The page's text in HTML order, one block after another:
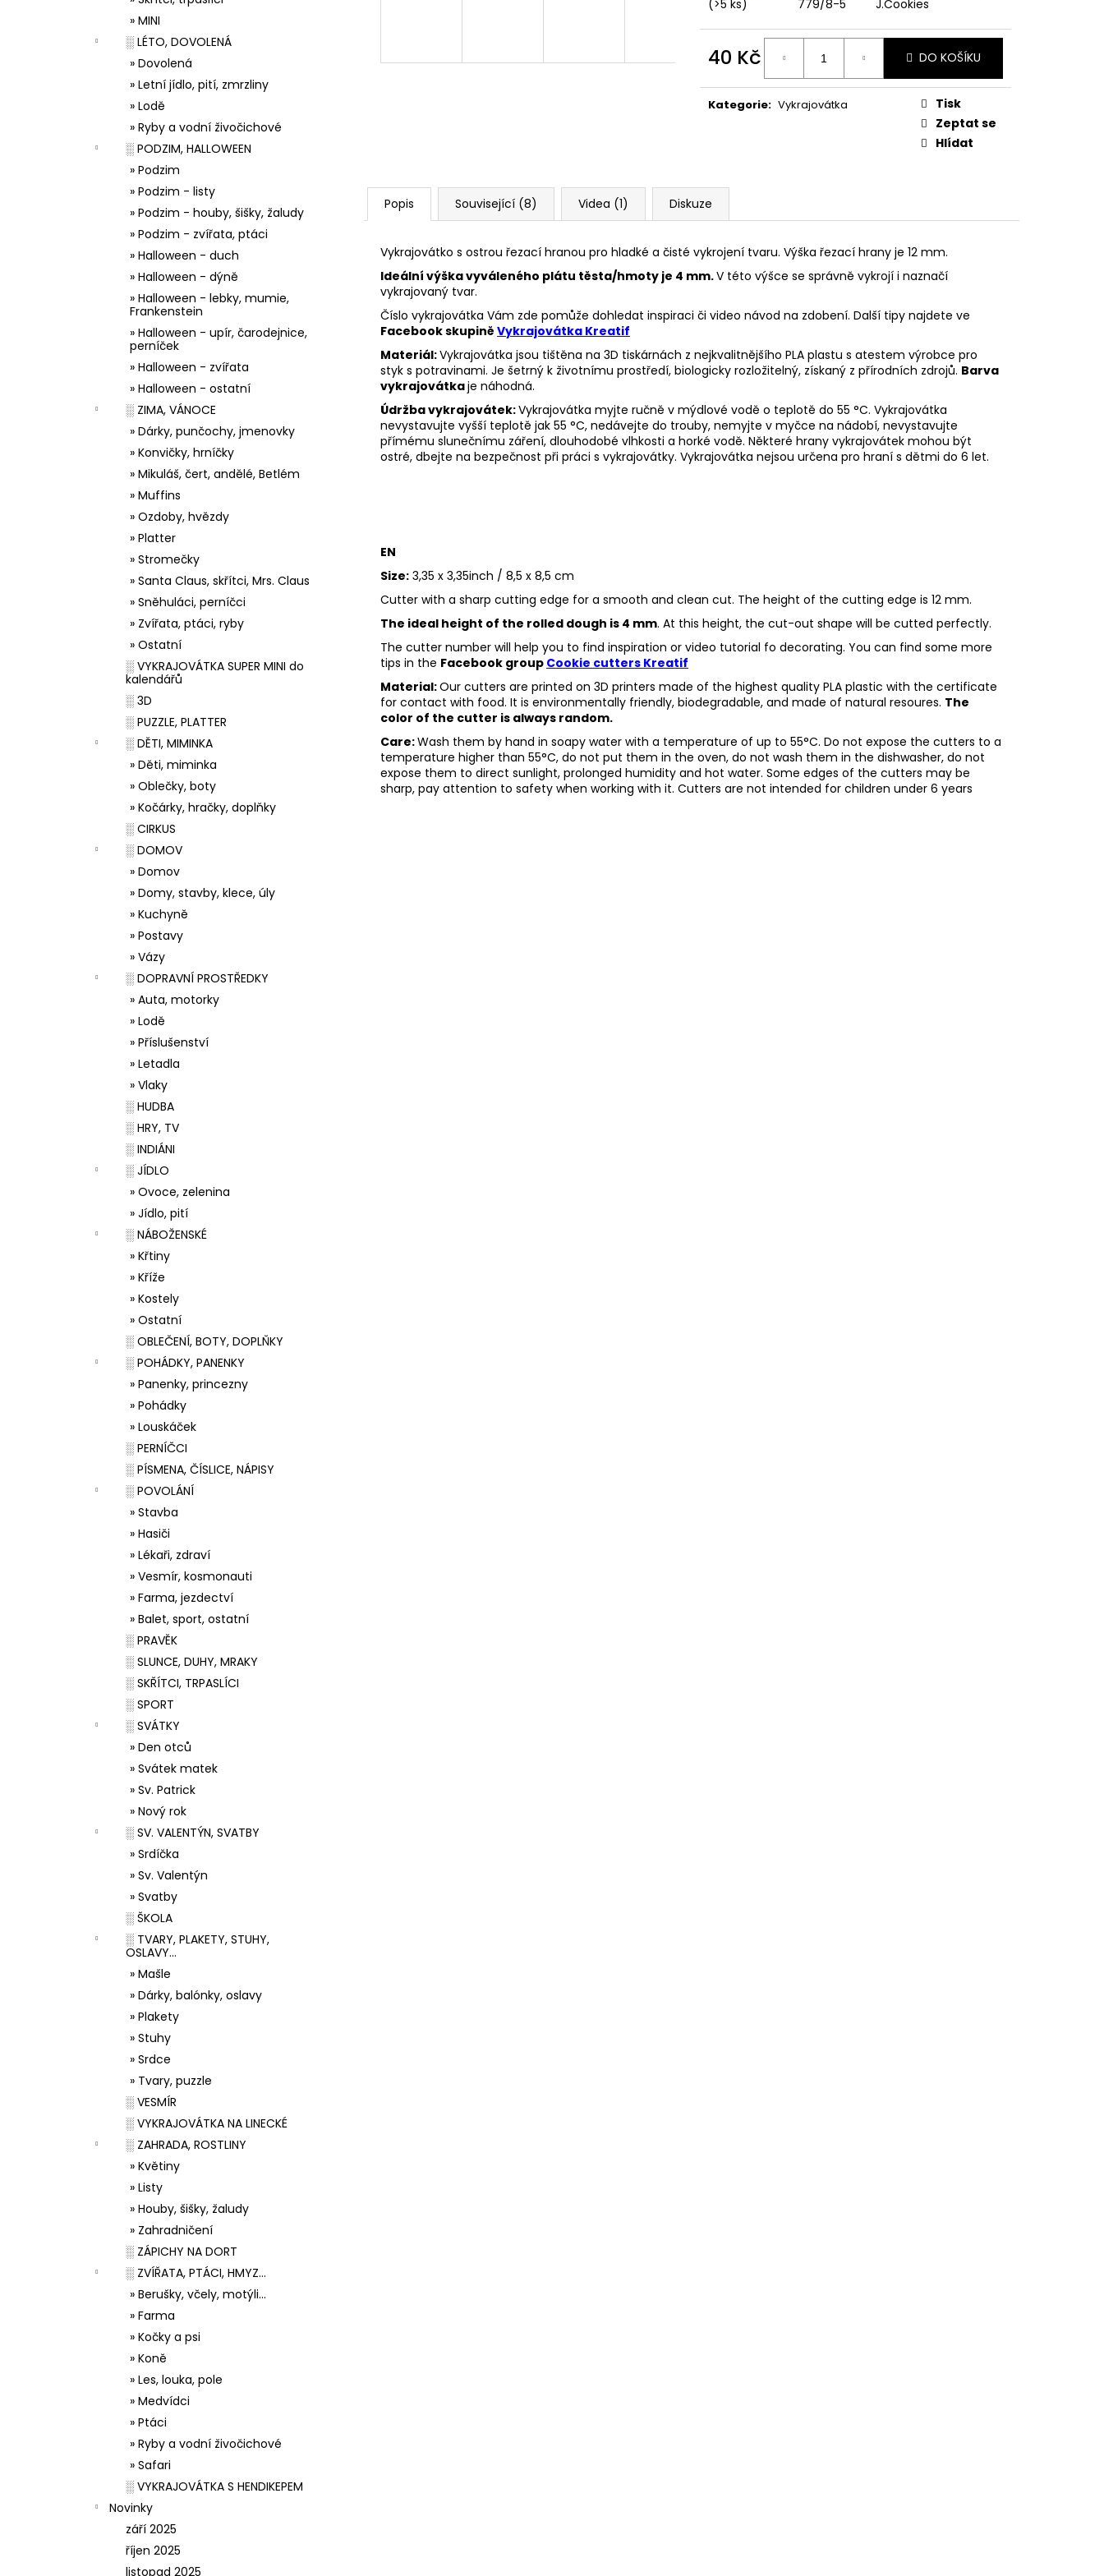
» MINI
░ LÉTO, DOVOLENÁ
» Dovolená
» Letní jídlo, pití, zmrzliny
» Lodě
» Ryby a vodní živočichové
░ PODZIM, HALLOWEEN
» Podzim
» Podzim - listy
» Podzim - houby, šišky, žaludy
» Podzim - zvířata, ptáci
» Halloween - duch
» Halloween - dýně
» Halloween - lebky, mumie,
Frankenstein
» Halloween - upír, čarodejnice,
perníček
» Halloween - zvířata
» Halloween - ostatní
░ ZIMA, VÁNOCE
» Dárky, punčochy, jmenovky
» Konvičky, hrníčky
» Mikuláš, čert, andělé, Betlém
» Muffins
» Ozdoby, hvězdy
» Platter
» Stromečky
» Santa Claus, skřítci, Mrs. Claus
» Sněhuláci, perníčci
» Zvířata, ptáci, ryby
» Ostatní
░ VYKRAJOVÁTKA SUPER MINI do
kalendářů
░ 3D
░ PUZZLE, PLATTER
░ DĚTI, MIMINKA
» Děti, miminka
» Oblečky, boty
» Kočárky, hračky, doplňky
░ CIRKUS
░ DOMOV
» Domov
» Domy, stavby, klece, úly
» Kuchyně
» Postavy
» Vázy
░ DOPRAVNÍ PROSTŘEDKY
» Auta, motorky
» Lodě
» Příslušenství
» Letadla
» Vlaky
░ HUDBA
░ HRY, TV
░ INDIÁNI
░ JÍDLO
» Ovoce, zelenina
» Jídlo, pití
░ NÁBOŽENSKÉ
» Křtiny
» Kříže
» Kostely
» Ostatní
░ OBLEČENÍ, BOTY, DOPLŇKY
░ POHÁDKY, PANENKY
» Panenky, princezny
» Pohádky
» Louskáček
░ PERNÍČCI
░ PÍSMENA, ČÍSLICE, NÁPISY
░ POVOLÁNÍ
» Stavba
» Hasiči
» Lékaři, zdraví
» Vesmír, kosmonauti
» Farma, jezdectví
» Balet, sport, ostatní
░ PRAVĚK
░ SLUNCE, DUHY, MRAKY
░ SKŘÍTCI, TRPASLÍCI
░ SPORT
░ SVÁTKY
» Den otců
» Svátek matek
» Sv. Patrick
» Nový rok
░ SV. VALENTÝN, SVATBY
» Srdíčka
» Sv. Valentýn
» Svatby
░ ŠKOLA
░ TVARY, PLAKETY, STUHY,
OSLAVY...
» Mašle
» Dárky, balónky, oslavy
» Plakety
» Stuhy
» Srdce
» Tvary, puzzle
░ VESMÍR
░ VYKRAJOVÁTKA NA LINECKÉ
░ ZAHRADA, ROSTLINY
» Květiny
» Listy
» Houby, šišky, žaludy
» Zahradničení
░ ZÁPICHY NA DORT
░ ZVÍŘATA, PTÁCI, HMYZ...
» Berušky, včely, motýli...
» Farma
» Kočky a psi
» Koně
» Les, louka, pole
» Medvídci
» Ptáci
» Ryby a vodní živočichové
» Safari
░ VYKRAJOVÁTKA S HENDIKEPEM
Novinky
září 2025
říjen 2025
listopad 2025
(>5 ks)
779/8-5
J.Cookies
40 Kč
cena:
DO KOŠÍKU
Kategorie: Vykrajovátka
Tisk
Zeptat se
Hlídat
Popis Související (8) Videa (1) Diskuze
Vykrajovátko s ostrou řezací hranou pro hladké a čisté vykrojení tvaru. Výška řezací hrany je 12 mm.
Ideální výška vyváleného plátu těsta/hmoty je 4 mm.V této výšce se správně vykrojí i naznačí
vykrajovaný tvar.
Číslo vykrajovátka Vám zde pomůže dohledat inspiraci či video návod na zdobení. Další tipy najdete ve
Facebook skupině Vykrajovátka Kreatif
Materiál:Vykrajovátka jsou tištěna na 3D tiskárnách z nejkvalitnějšího PLA plastu s atestem výrobce pro
styk s potravinami. Je šetrný k životnímu prostředí, biologicky rozložitelný, získaný z přírodních zdrojů. Barva
vykrajovátkaje náhodná.
Údržba vykrajovátek:Vykrajovátka myjte ručně v mýdlové vodě o teplotě do 55 °C. Vykrajovátka
nevystavujte vyšší teplotě jak 55 °C, nedávejte do trouby, nemyjte v myčce na nádobí, nevystavujte
přímému slunečnímu záření, dlouhodobé vlhkosti a horké vodě. Některé hrany vykrajovátek mohou být
ostré, dbejte na bezpečnost při práci s vykrajovátky. Vykrajovátka nejsou určena pro hraní s dětmi do 6 let.
EN
Size: 3,35 x 3,35inch / 8,5 x 8,5 cm
Cutter with a sharp cutting edge for a smooth and clean cut. The height of the cutting edge is 12 mm.
The ideal height of the rolled dough is 4 mm. At this height, the cut-out shape will be cutted perfectly.
The cutter number will help you to find inspiration or video tutorial fo decorating. You can find some more
tips in the Facebook group Cookie cutters Kreatif
Material:Our cutters are printed on 3D printers made of the highest quality PLA plastic with the certificate
for contact with food. It is environmentally friendly, biodegradable, and made of natural resoures. The
color of the cutter is always random.
Care:Wash them by hand in soapy water with a temperature of up to 55°C. Do not expose the cutters to a
temperature higher than 55°C, do not put them in the oven, do not wash them in the dishwasher, do not
expose them to direct sunlight, prolonged humidity and hot water. Some edges of the cutters may be
sharp, pay attention to safety when working with it. Cutters are not intended for children under 6 years
33001 ZDOBÍCÍ SÁČEK
VYKRAJOVÁTKA PODZIMNÍ KOLEKCE